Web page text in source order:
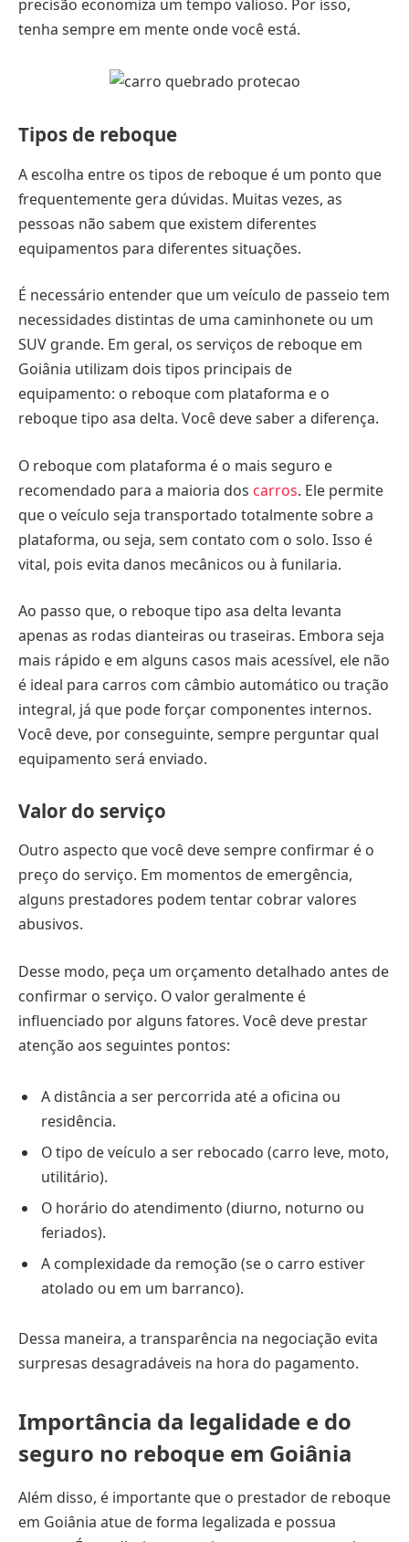
precisão economiza um tempo valioso. Por isso,
tenha sempre em mente onde você está.
Tipos de reboque
A escolha entre os tipos de reboque é um ponto que
frequentemente gera dúvidas. Muitas vezes, as
pessoas não sabem que existem diferentes
equipamentos para diferentes situações.
É necessário entender que um veículo de passeio tem
necessidades distintas de uma caminhonete ou um
SUV grande. Em geral, os serviços de reboque em
Goiânia utilizam dois tipos principais de
equipamento: o reboque com plataforma e o
reboque tipo asa delta. Você deve saber a diferença.
O reboque com plataforma é o mais seguro e
recomendado para a maioria dos carros. Ele permite
que o veículo seja transportado totalmente sobre a
plataforma, ou seja, sem contato com o solo. Isso é
vital, pois evita danos mecânicos ou à funilaria.
Ao passo que, o reboque tipo asa delta levanta
apenas as rodas dianteiras ou traseiras. Embora seja
mais rápido e em alguns casos mais acessível, ele não
é ideal para carros com câmbio automático ou tração
integral, já que pode forçar componentes internos.
Você deve, por conseguinte, sempre perguntar qual
equipamento será enviado.
Valor do serviço
Outro aspecto que você deve sempre confirmar é o
preço do serviço. Em momentos de emergência,
alguns prestadores podem tentar cobrar valores
abusivos.
Desse modo, peça um orçamento detalhado antes de
confirmar o serviço. O valor geralmente é
influenciado por alguns fatores. Você deve prestar
atenção aos seguintes pontos:
A distância a ser percorrida até a oficina ou
residência.
O tipo de veículo a ser rebocado (carro leve, moto,
utilitário).
O horário do atendimento (diurno, noturno ou
feriados).
A complexidade da remoção (se o carro estiver
atolado ou em um barranco).
Dessa maneira, a transparência na negociação evita
surpresas desagradáveis na hora do pagamento.
Importância da legalidade e do
seguro no reboque em Goiânia
Além disso, é importante que o prestador de reboque
em Goiânia atue de forma legalizada e possua